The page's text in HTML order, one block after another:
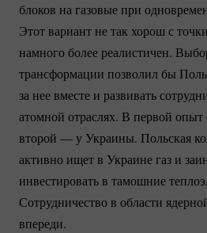
блоков на газовые при
Этот вариант не так хорош с
намного более реалистичен.
трансформации позволил бы
за нее вместе и развивать
атомной отраслях. В первой
второй — у Украины. Польская
активно ищет в Украине газ и
инвестировать в тамошние
Сотрудничество в области
впереди.